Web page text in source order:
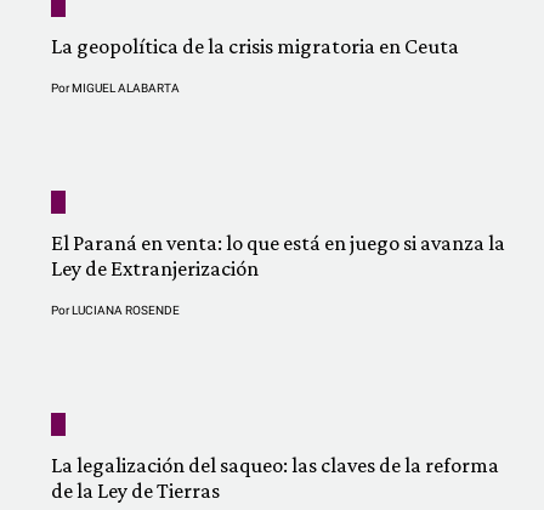
La geopolítica de la crisis migratoria en Ceuta
PorMIGUEL ALABARTA
El Paraná en venta: lo que está en juego si avanza la
Ley de Extranjerización
PorLUCIANA ROSENDE
La legalización del saqueo: las claves de la reforma
de la Ley de Tierras